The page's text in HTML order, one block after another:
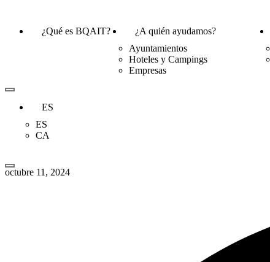
¿Qué es BQAIT?
¿A quién ayudamos?
Ayuntamientos
Hoteles y Campings
Empresas
ES
ES
CA
octubre 11, 2024